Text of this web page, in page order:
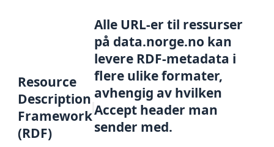
Resource
Description
Framework
(RDF)
Alle URL-er til ressurser
på data.norge.no kan
levere RDF-metadata i
flere ulike formater,
avhengig av hvilken
Accept header man
sender med.